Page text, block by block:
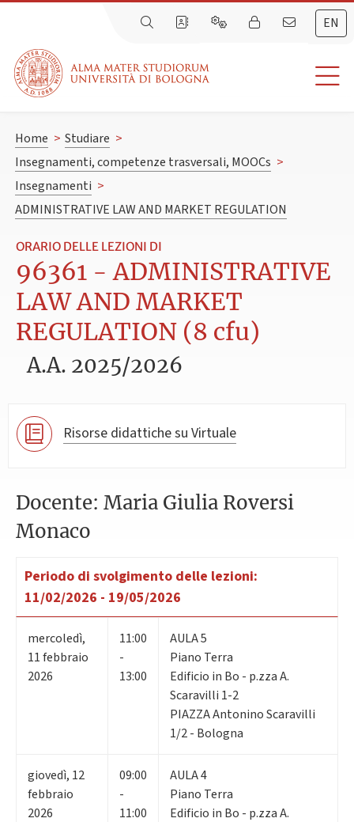
EN
Home > Studiare >
Insegnamenti, competenze trasversali, MOOCs >
Insegnamenti >
ADMINISTRATIVE LAW AND MARKET REGULATION
ORARIO DELLE LEZIONI DI
96361 - ADMINISTRATIVE
LAW AND MARKET
REGULATION (8 cfu)
A.A. 2025/2026
Risorse didattiche su Virtuale
Docente: Maria Giulia Roversi
Monaco
Periodo di svolgimento delle lezioni:
11/02/2026 - 19/05/2026
mercoledì,
11febbraio
2026
11:00
-
13:00
AULA 5
Piano Terra
Edificio in Bo - p.zza A.
Scaravilli 1-2
PIAZZA Antonino Scaravilli
1/2 - Bologna
giovedì, 12
febbraio
2026
09:00
-
11:00
AULA 4
Piano Terra
Edificio in Bo - p.zza A.